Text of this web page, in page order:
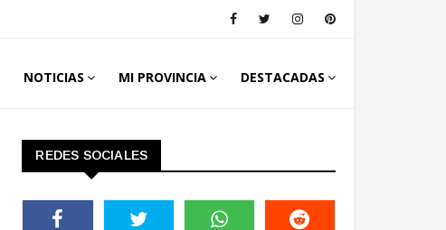
NOTICIAS MI PROVINCIA DESTACADAS
REDES SOCIALES